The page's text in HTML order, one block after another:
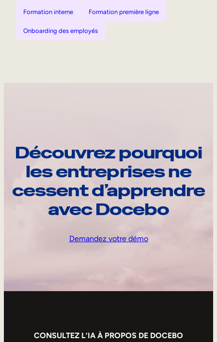
Formation interne Formation première ligne
Onboarding des employés
Découvrez pourquoi
les entreprises ne
cessent d’apprendre
avec Docebo
Demandez votre démo
CONSULTEZ L’IA À PROPOS DE DOCEBO